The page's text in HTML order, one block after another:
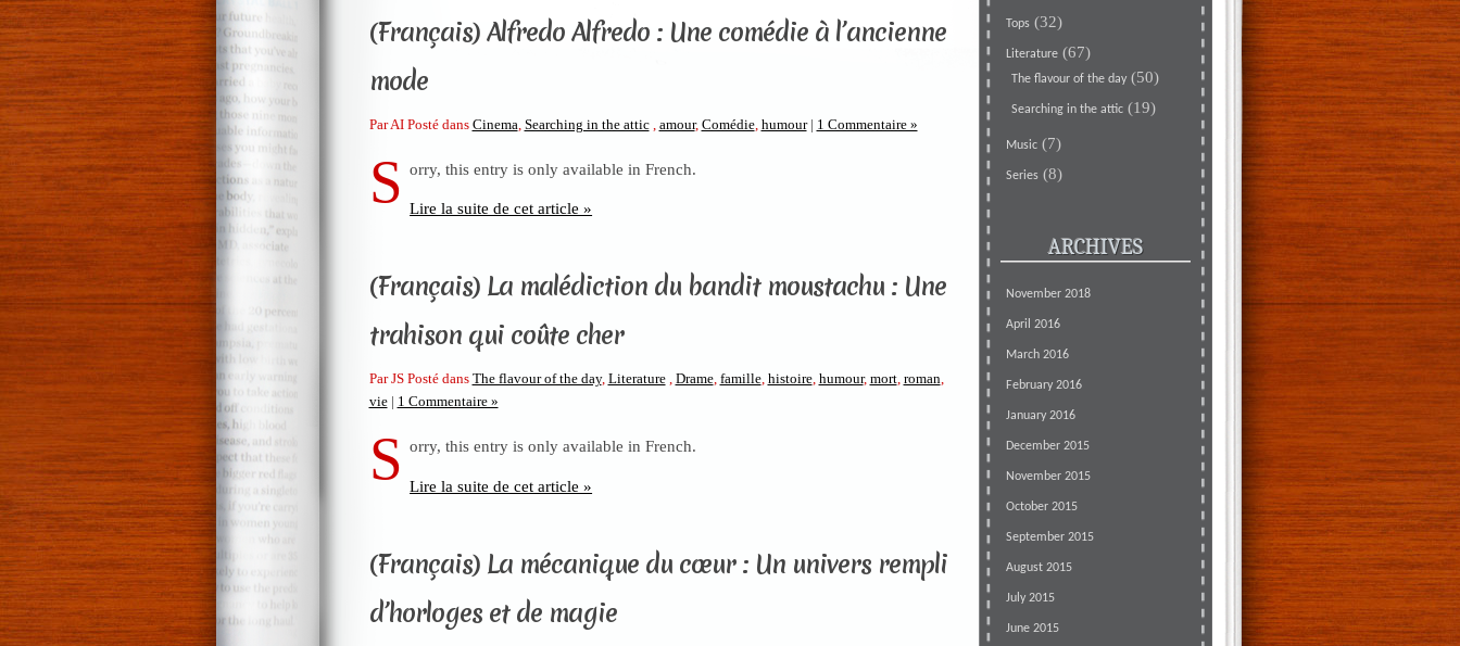
(Français) Alfredo Alfredo : Une comédie à l’ancienne
mode
Par AI Posté dans Cinema Searching in the attic, amour, Comédie, humour | 1 Commentaire »
S orry, this entry is only available in French.
Lire la suite de cet article »
(Français) La malédiction du bandit moustachu : Une
trahison qui coûte cher
Par JS Posté dans The flavour of the day, Literature, Drame, famille, histoire, humour, mort, roman,
vie | 1 Commentaire »
S orry, this entry is only available in French.
Lire la suite de cet article »
(Français) La mécanique du cœur : Un univers rempli
d’horloges et de magie
Tops(32)
Literature(67)
The flavour of the day(50)
Searching in the attic(19)
Music(7)
Series(8)
ARCHIVES
November 2018
April 2016
March 2016
February 2016
January 2016
December 2015
November 2015
October 2015
September 2015
August 2015
July 2015
June 2015